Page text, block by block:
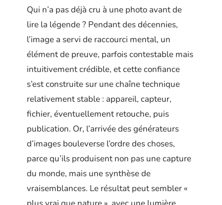
Qui n’a pas déjà cru à une photo avant de
lire la légende ? Pendant des décennies,
l’image a servi de raccourci mental, un
élément de preuve, parfois contestable mais
intuitivement crédible, et cette confiance
s’est construite sur une chaîne technique
relativement stable : appareil, capteur,
fichier, éventuellement retouche, puis
publication. Or, l’arrivée des générateurs
d’images bouleverse l’ordre des choses,
parce qu’ils produisent non pas une capture
du monde, mais une synthèse de
vraisemblances. Le résultat peut sembler «